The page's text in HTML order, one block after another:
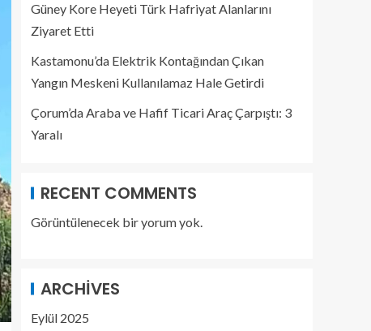
Güney Kore Heyeti Türk Hafriyat Alanlarını
Ziyaret Etti
Kastamonu’da Elektrik Kontağından Çıkan
Yangın Meskeni Kullanılamaz Hale Getirdi
Çorum’da Araba ve Hafif Ticari Araç Çarpıştı: 3
Yaralı
RECENT COMMENTS
Görüntülenecek bir yorum yok.
ARCHIVES
Eylül 2025